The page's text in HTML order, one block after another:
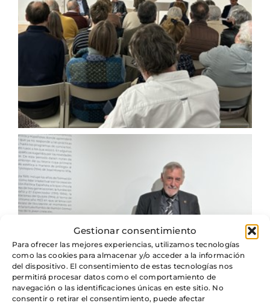
Gestionar consentimiento
Para ofrecer las mejores experiencias, utilizamos tecnologías
como las cookies para almacenar y/o acceder a la información
del dispositivo. El consentimiento de estas tecnologías nos
permitirá procesar datos como el comportamiento de
navegación o las identificaciones únicas en este sitio. No
consentir o retirar el consentimiento, puede afectar